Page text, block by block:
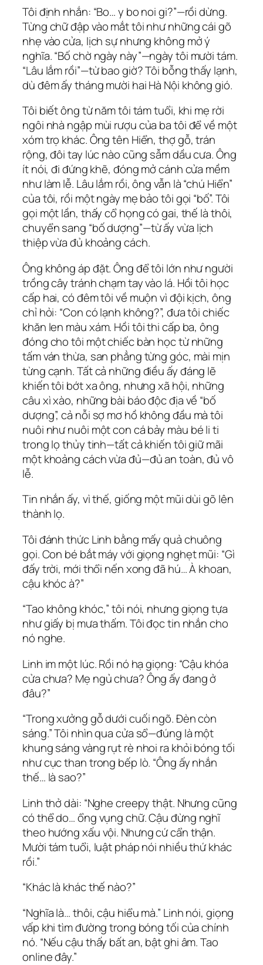
Tôi định nhắn: “Bo… y bo noi gi?”—rồi dừng.
Từng chữ đập vào mắt tôi như những cái gõ
nhẹ vào cửa, lịch sự nhưng không mở ý
nghĩa. “Bố chờ ngày này”—ngày tôi mười tám.
“Lâu lắm rồi”—từ bao giờ? Tôi bỗng thấy lạnh,
dù đêm ấy tháng mười hai Hà Nội không gió.
Tôi biết ông từ năm tôi tám tuổi, khi mẹ rời
ngôi nhà ngập mùi rượu của ba tôi để về một
xóm trọ khác. Ông tên Hiển, thợ gỗ, trán
rộng, đôi tay lúc nào cũng sẫm dầu cưa. Ông
ít nói, đi đứng khẽ, đóng mở cánh cửa mềm
như làm lễ. Lâu lắm rồi, ông vẫn là “chú Hiển”
của tôi, rồi một ngày mẹ bảo tôi gọi “bố”. Tôi
gọi một lần, thấy cổ họng có gai, thế là thôi,
chuyển sang “bố dượng”—từ ấy vừa lịch
thiệp vừa đủ khoảng cách.
Ông không áp đặt. Ông để tôi lớn như người
trồng cây tránh chạm tay vào lá. Hồi tôi học
cấp hai, có đêm tôi về muộn vì đội kịch, ông
chỉ hỏi: “Con có lạnh không?”, đưa tôi chiếc
khăn len màu xám. Hồi tôi thi cấp ba, ông
đóng cho tôi một chiếc bàn học từ những
tấm ván thừa, san phẳng từng góc, mài mịn
từng cạnh. Tất cả những điều ấy đáng lẽ
khiến tôi bớt xa ông, nhưng xã hội, những
câu xì xào, những bài báo độc địa về “bố
dượng”, cả nỗi sợ mơ hồ không đầu mà tôi
nuôi như nuôi một con cá bảy màu bé li ti
trong lọ thủy tinh—tất cả khiến tôi giữ mãi
một khoảng cách vừa đủ—đủ an toàn, đủ vô
lễ.
Tin nhắn ấy, vì thế, giống một mũi dùi gõ lên
thành lọ.
Tôi đánh thức Linh bằng mấy quả chuông
gọi. Con bé bắt máy với giọng nghẹt mũi: “Gì
đấy trời, mới thổi nến xong đã hú… À khoan,
cậu khóc à?”
“Tao không khóc,” tôi nói, nhưng giọng tựa
như giấy bị mưa thấm. Tôi đọc tin nhắn cho
nó nghe.
Linh im một lúc. Rồi nó hạ giọng: “Cậu khóa
cửa chưa? Mẹ ngủ chưa? Ông ấy đang ở
đâu?”
“Trong xưởng gỗ dưới cuối ngõ. Đèn còn
sáng.” Tôi nhìn qua cửa sổ—đúng là một
khung sáng vàng rụt rè nhoi ra khỏi bóng tối
như cục than trong bếp lò. “Ông ấy nhắn
thế… là sao?”
Linh thở dài: “Nghe creepy thật. Nhưng cũng
có thể do… ổng vụng chữ. Cậu đừng nghĩ
theo hướng xấu vội. Nhưng cứ cẩn thận.
Mười tám tuổi, luật pháp nói nhiều thứ khác
rồi.”
“Khác là khác thế nào?”
“Nghĩa là… thôi, cậu hiểu mà.” Linh nói, giọng
vấp khi tìm đường trong bóng tối của chính
nó. “Nếu cậu thấy bất an, bật ghi âm. Tao
online đây.”